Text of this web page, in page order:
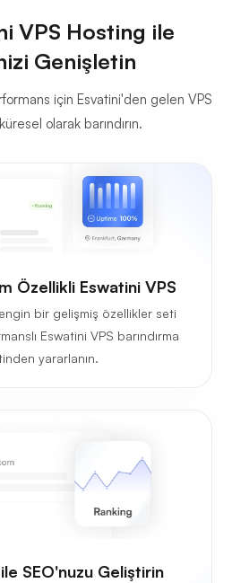
VPS Hosting ile
Genişletin
için Esvatini'den gelen VPS
olarak barındırın.
Özellikli Eswatini VPS
bir gelişmiş özellikler seti
Eswatini VPS barındırma
yararlanın.
SEO'nuzu Geliştirin